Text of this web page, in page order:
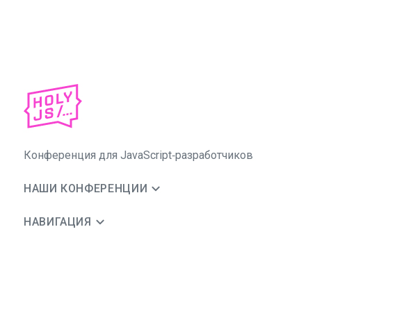
Конференция для JavaScript‑разработчиков
НАШИ КОНФЕРЕНЦИИ
НАВИГАЦИЯ